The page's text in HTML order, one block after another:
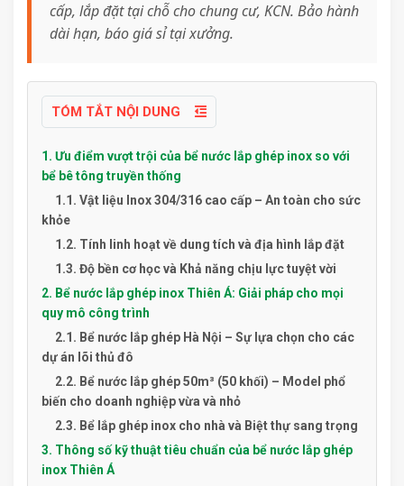
cấp, lắp đặt tại chỗ cho chung cư, KCN. Bảo hành
dài hạn, báo giá sỉ tại xưởng.
TÓM TẮT NỘI DUNG
1. Ưu điểm vượt trội của bể nước lắp ghép inox so với
bể bê tông truyền thống
1.1. Vật liệu Inox 304/316 cao cấp – An toàn cho sức
khỏe
1.2. Tính linh hoạt về dung tích và địa hình lắp đặt
1.3. Độ bền cơ học và Khả năng chịu lực tuyệt vời
2. Bể nước lắp ghép inox Thiên Á: Giải pháp cho mọi
quy mô công trình
2.1. Bể nước lắp ghép Hà Nội – Sự lựa chọn cho các
dự án lõi thủ đô
2.2. Bể nước lắp ghép 50m³ (50 khối) – Model phổ
biến cho doanh nghiệp vừa và nhỏ
2.3. Bể lắp ghép inox cho nhà và Biệt thự sang trọng
3. Thông số kỹ thuật tiêu chuẩn của bể nước lắp ghép
inox Thiên Á